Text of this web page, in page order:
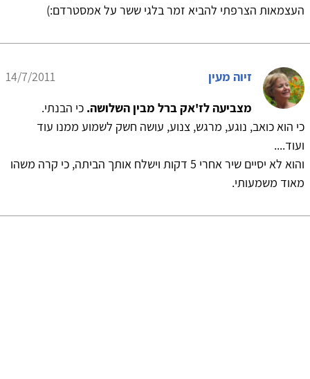
הצרפתי להביא זמר בלגי ששר על אמסטרדם:)
זיוה מעין
14/7/2011
מצביעה לז'אק ברל מבין השלושה.כי הבנתי.
כואב, נוגע, מרגש, צנוע, עושה חשק לשמוע ממנו עוד
והוא לא יסיים שיר אחרי 5 דקות וישלח אותך הביתה, כי קרה משהו